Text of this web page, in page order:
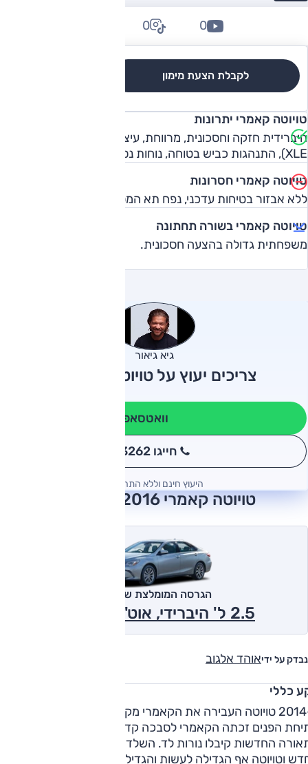
לקבלת הצעת מימון
0
0
טויוטה קאמרי יתרונות
היברידית חזקה וחסכונית, מרווחת, עיצוב עדכני, אבזור נוחות (ב-
XLE), התנהגות כביש בטוחה, נוחות נסיעה טובה למדי.
טויוטה קאמרי חסרונות
ללא אבזור בטיחות עדכני, נפח תא המטען מוקטן בגלל הסוללות.
טויוטה קאמרי בשורה תחתונה
משפחתית גדולה בהצעה חסכונית.
גיא גיאור
צריכים יעוץ על טויוטה קאמרי?
וואטסאפ
חייגו 3262
היעוץ חינם וללא התחייבות
טויוטה קאמרי 2016 חוות דעת
נבדק על ידיאוהד אלגוב
הגרסה המומלצת של אוטו
2.5 ל' היברידי, אוט', LE 2016
כללי
ב-2014 טויוטה העבירה את הקאמרי מקצה שיפורים מקיף. במהלך
הפנים זכתה הקאמרי לסבכה קדמית אגרסיבית יותר,
החדשות קיבלו נורות לד. השלדה חוזקה, המתלים כוילו